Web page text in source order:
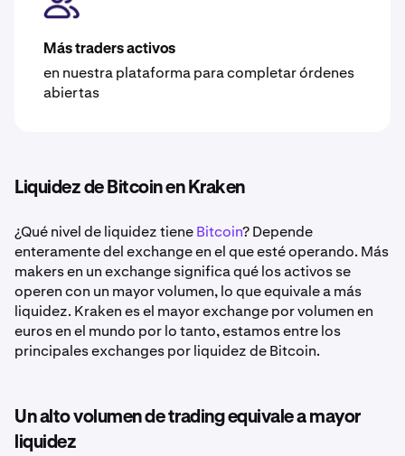
Más traders activos
en nuestra plataforma para completar órdenes
abiertas
Liquidez de Bitcoin en Kraken
¿Qué nivel de liquidez tieneBitcoin? Depende
enteramente del exchange en el que esté operando. Más
makers en un exchange significa qué los activos se
operen con un mayor volumen, lo que equivale a más
liquidez. Kraken es el mayor exchange por volumen en
euros en el mundo por lo tanto, estamos entre los
principales exchanges por liquidez de Bitcoin.
Un alto volumen de trading equivale a mayor
liquidez